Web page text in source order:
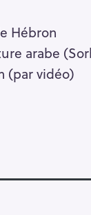
Hébron
arabe
(par vidéo)